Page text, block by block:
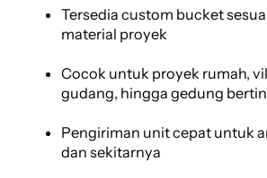
Tersedia custom bucket
material proyek
Cocok untuk proyek rumah,
gudang, hingga gedung
Pengiriman unit cepat untuk
dan sekitarnya